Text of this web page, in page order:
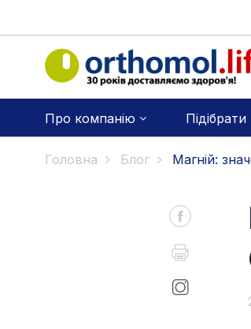
Про компанію Підібрати
Головна Блог Магній: